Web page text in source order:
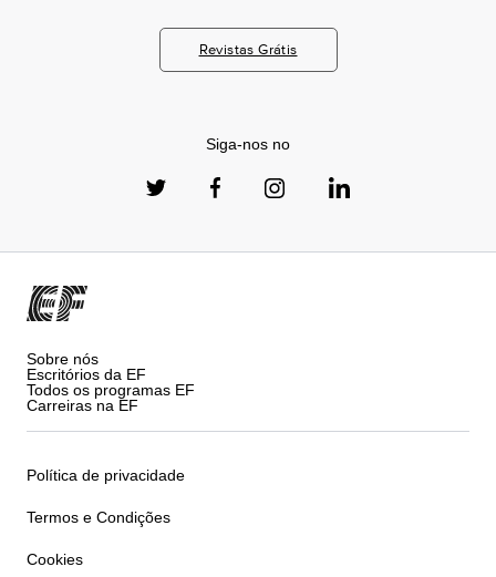
Revistas Grátis
Siga-nos no
Sobre nós
Escritórios da EF
Todos os programas EF
Carreiras na EF
Política de privacidade
Termos e Condições
Cookies